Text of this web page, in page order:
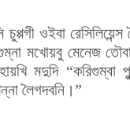
ওইবা
মখোয়বু মেনেজ তৌবা
মদুদি “করিগুম্বা
লৈগদবনি।”